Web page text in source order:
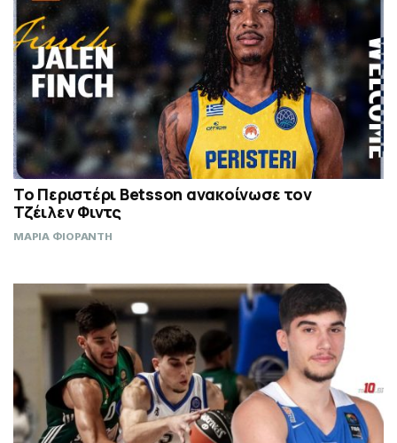
Το Περιστέρι Betsson ανακοίνωσε τον
Τζέιλεν Φιντς
ΜΑΡΙΑ ΦΙΟΡΑΝΤΗ